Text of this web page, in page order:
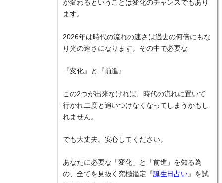
が変わるということは変化のチャンスでもあり
ます。
2026年は時代の流れの速さは過去の何倍にもな
り光の速さになります。その中で必要な
『変化』と『前進』
この2つが出来なければ、時代の流れに置いて
行かれ二度と追いつけなくなってしまうかもし
れません。
でも大丈夫。安心してください。
あなたに必要な「変化」と「前進」を知る為
の、全てを見抜く究極鑑定『誕生日占い 』を試